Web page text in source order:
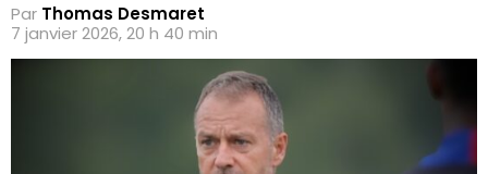
Par Thomas Desmaret
7 janvier 2026, 20 h 40 min